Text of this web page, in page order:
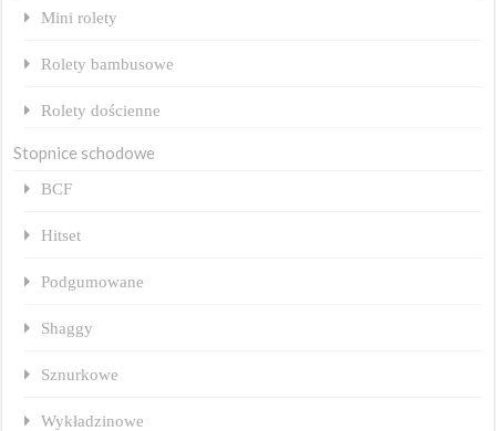
Mini rolety
Rolety bambusowe
Rolety dościenne
Stopnice schodowe
BCF
Hitset
Podgumowane
Shaggy
Sznurkowe
Wykładzinowe